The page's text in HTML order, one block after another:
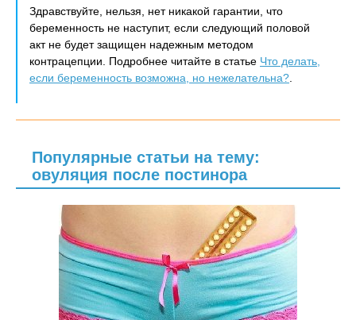
Здравствуйте, нельзя, нет никакой гарантии, что
беременность не наступит, если следующий половой
акт не будет защищен надежным методом
контрацепции. Подробнее читайте в статье Что делать,
если беременность возможна, но нежелательна?
Популярные статьи на тему:
овуляция после постинора